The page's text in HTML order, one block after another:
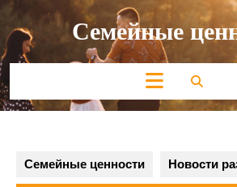
Перейти
содержимому Семейные
Кнопка
Семейные ценности Новости